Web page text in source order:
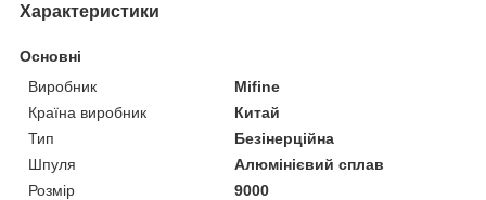
Характеристики
Основні
Виробник
Mifine
Країна виробник
Китай
Тип
Безінерційна
Шпуля
Алюмінієвий сплав
Розмір
9000